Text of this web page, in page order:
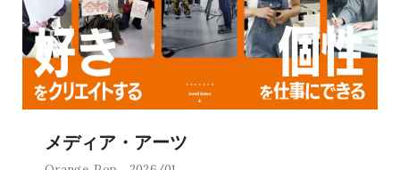
メディア・アーツ